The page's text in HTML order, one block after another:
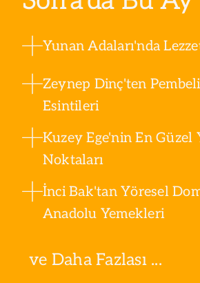
Yunan Adaları'nda
Zeynep Dinç'ten
Esintileri
Kuzey Ege'nin En Güzel
Noktaları
İnci Bak'tan Yöresel
Anadolu Yemekleri
ve Daha Fazlası ...